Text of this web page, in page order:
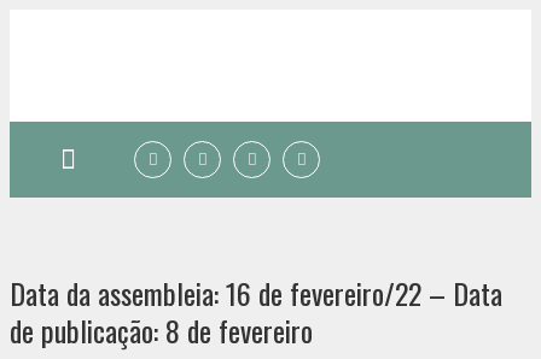
Data da assembleia: 16 de fevereiro/22 – Data
de publicação: 8 de fevereiro